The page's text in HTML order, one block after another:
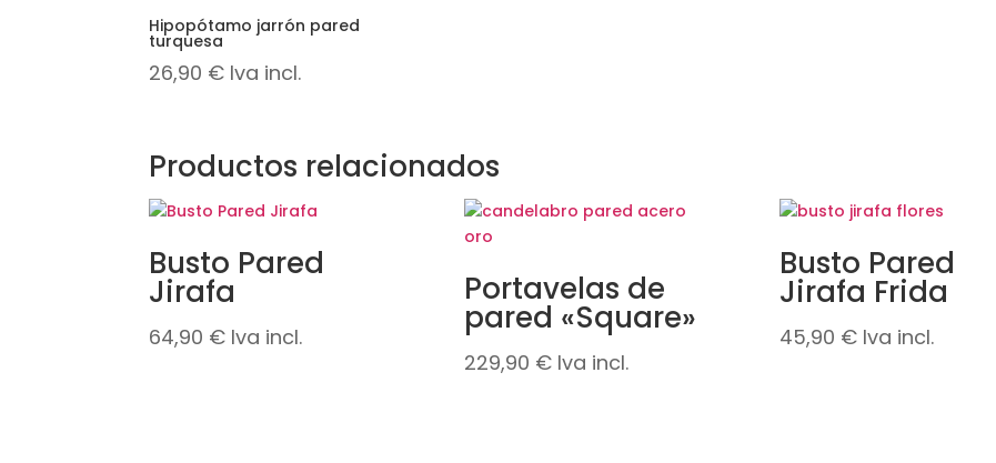
Hipopótamo jarrón pared
turquesa
26,90 € Iva incl.
Productos relacionados
Busto Pared
Jirafa
64,90 € Iva incl.
Portavelas de
pared «Square»
229,90 € Iva incl.
Busto Pared
Jirafa Frida
45,90 € Iva incl.